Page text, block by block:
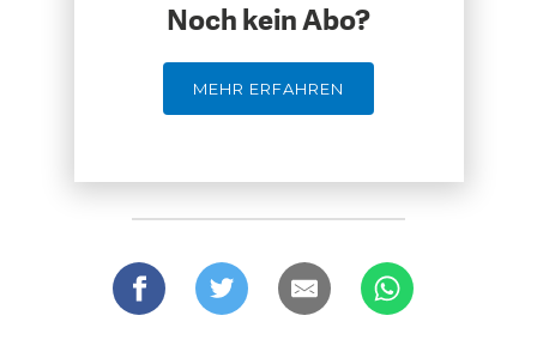
DIE NÄCHSTE STUFE DER
GESELLSCHAFT
Noch kein Abo?
MEHR ERFAHREN